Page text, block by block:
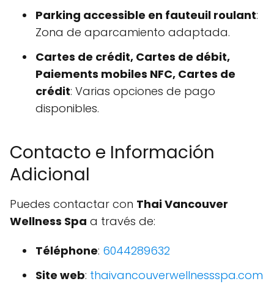
Parking accessible en fauteuil roulant:
Zona de aparcamiento adaptada.
Cartes de crédit, Cartes de débit,
Paiements mobiles NFC, Cartes de
crédit: Varias opciones de pago
disponibles.
Contacto e Información
Adicional
Puedes contactar con Thai Vancouver
Wellness Spa a través de:
Téléphone: 6044289632
Site web: thaivancouverwellnessspa.com